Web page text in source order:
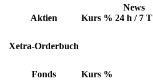
Aktien Kurs %
News
24 h / 7 T
Xetra-Orderbuch
Fonds Kurs %